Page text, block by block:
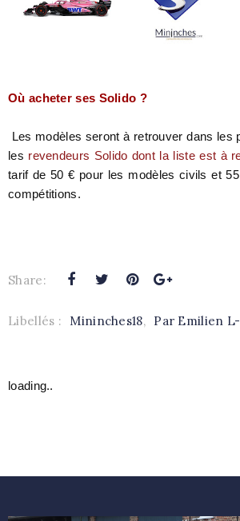
Où acheter ses Solido ?
Les modèles seront à retrouver dans les
les revendeurs Solido dont la liste est à
tarif de 50 € pour les modèles civils et
compétitions.
Share:
Libellés : Mininches18, Par Emilien
loading..